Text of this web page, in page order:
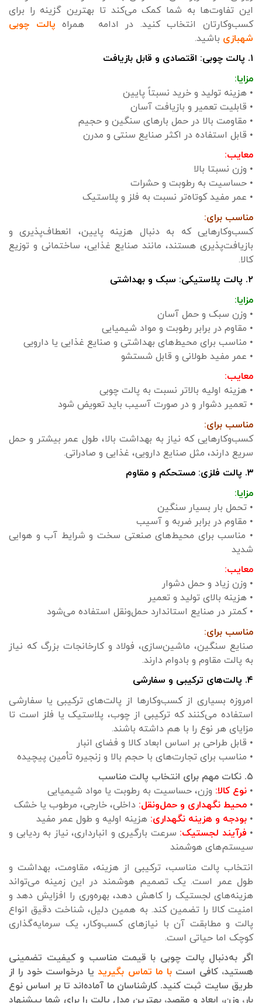
این تفاوت‌ها به شما کمک می‌کند تا بهترین گزینه را برای
کسب‌وکارتان انتخاب کنید. در ادامه همراهپالت چوبی
شهبازی باشید.
۱. پالت چوبی: اقتصادی و قابل بازیافت
مزایا:
• هزینه تولید و خرید نسبتاً پایین
• قابلیت تعمیر و بازیافت آسان
• مقاومت بالا در حمل بارهای سنگین و حجیم
• قابل استفاده در اکثر صنایع سنتی و مدرن
معایب:
• وزن نسبتا بالا
• حساسیت به رطوبت و حشرات
• عمر مفید کوتاه‌تر نسبت به فلز و پلاستیک
مناسب برای:
کسب‌وکارهایی که به دنبال هزینه پایین، انعطاف‌پذیری و
بازیافت‌پذیری هستند، مانند صنایع غذایی، ساختمانی و توزیع
کالا.
۲. پالت پلاستیکی: سبک و بهداشتی
مزایا:
• وزن سبک و حمل آسان
• مقاوم در برابر رطوبت و مواد شیمیایی
• مناسب برای محیط‌های بهداشتی و صنایع غذایی یا دارویی
• عمر مفید طولانی و قابل شستشو
معایب:
• هزینه اولیه بالاتر نسبت به پالت چوبی
• تعمیر دشوار و در صورت آسیب باید تعویض شود
مناسب برای:
کسب‌وکارهایی که نیاز به بهداشت بالا، طول عمر بیشتر و حمل
سریع دارند، مثل صنایع دارویی، غذایی و صادراتی.
۳. پالت فلزی: مستحکم و مقاوم
مزایا:
• تحمل بار بسیار سنگین
• مقاوم در برابر ضربه و آسیب
• مناسب برای محیط‌های صنعتی سخت و شرایط آب و هوایی
شدید
معایب:
• وزن زیاد و حمل دشوار
• هزینه بالای تولید و تعمیر
• کمتر در صنایع استاندارد حمل‌ونقل استفاده می‌شود
مناسب برای:
صنایع سنگین، ماشین‌سازی، فولاد و کارخانجات بزرگ که نیاز
به پالت مقاوم و بادوام دارند.
۴. پالت‌های ترکیبی و سفارشی
امروزه بسیاری از کسب‌وکارها از پالت‌های ترکیبی یا سفارشی
استفاده می‌کنند که ترکیبی از چوب، پلاستیک یا فلز است تا
مزایای هر نوع را با هم داشته باشند.
• قابل طراحی بر اساس ابعاد کالا و فضای انبار
• مناسب برای تجارت‌های با حجم بالا و زنجیره تأمین پیچیده
۵. نکات مهم برای انتخاب پالت مناسب
• نوع کالا: وزن، حساسیت به رطوبت یا مواد شیمیایی
• محیط نگهداری و حمل‌ونقل: داخلی، خارجی، مرطوب یا خشک
• بودجه و هزینه نگهداری: هزینه اولیه و طول عمر مفید
• فرآیند لجستیک: سرعت بارگیری و انبارداری، نیاز به ردیابی و
سیستم‌های هوشمند
انتخاب پالت مناسب، ترکیبی از هزینه، مقاومت، بهداشت و
طول عمر است. یک تصمیم هوشمند در این زمینه می‌تواند
هزینه‌های لجستیک را کاهش دهد، بهره‌وری را افزایش دهد و
امنیت کالا را تضمین کند. به همین دلیل، شناخت دقیق انواع
پالت و مطابقت آن با نیازهای کسب‌وکار، یک سرمایه‌گذاری
کوچک اما حیاتی است.
اگر به‌دنبال پالت چوبی با قیمت مناسب و کیفیت تضمینی
هستید، کافی است با ما تماس بگیرید یا درخواست خود را از
طریق سایت ثبت کنید. کارشناسان ما آماده‌اند تا بر اساس نوع
بار، وزن، ابعاد و مقصد، بهترین مدل پالت را برای شما پیشنهاد